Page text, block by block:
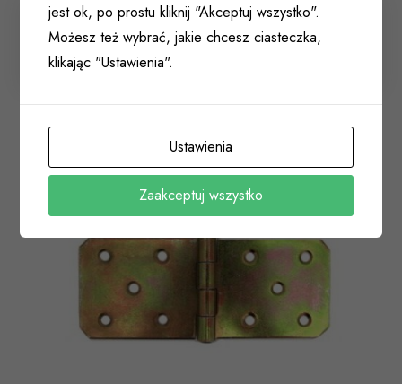
Zawias budowlany 150x45mm ocynkowany żółty
006 041
jest ok, po prostu kliknij "Akceptuj wszystko".
Możesz też wybrać, jakie chcesz ciasteczka,
klikając "Ustawienia".
Ustawienia
Zaakceptuj wszystko